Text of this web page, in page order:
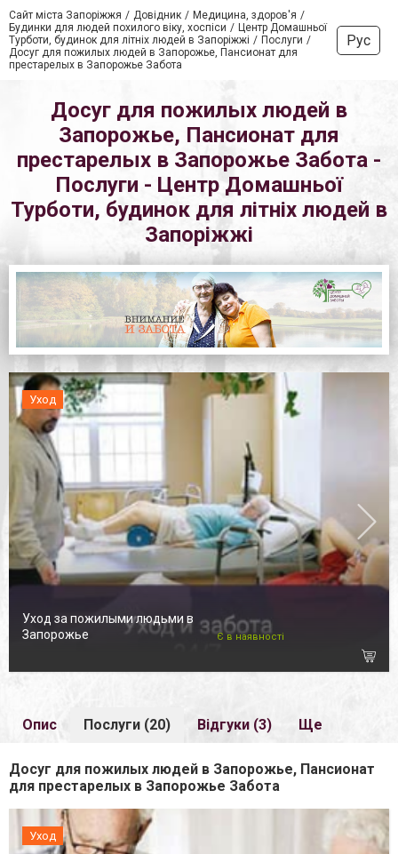
Сайт міста Запоріжжя Довідник
Медицина, здоров'я
Будинки для людей похилого віку, хоспіси
Центр Домашньої
Турботи, будинок для літніх людей в Запоріжжі
Послуги
Досуг для пожилых людей в Запорожье, Пансионат для
престарелых в Запорожье Забота
Рус
Досуг для пожилых людей в
Запорожье, Пансионат для
престарелых в Запорожье Забота -
Послуги - Центр Домашньої
Турботи, будинок для літніх людей в
Запоріжжі
Уход
Уход за пожилыми людьми в
Запорожье
Є в наявності
Опис Послуги (20) Відгуки (3) Ще
Досуг для пожилых людей в Запорожье, Пансионат
для престарелых в Запорожье Забота
Уход